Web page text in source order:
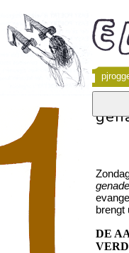
brengt
DE